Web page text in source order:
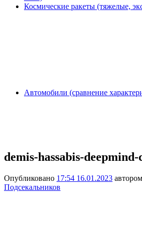
Космические ракеты (тяжелые,
Автомобили (сравнение
demis-hassabis-deepmind-
Опубликовано 17:54 16.01.2023 автором
Подсекальников